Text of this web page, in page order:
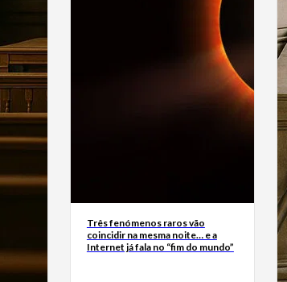
Três fenómenos raros vão
coincidir na mesma noite… e a
Internet já fala no “fim do mundo”